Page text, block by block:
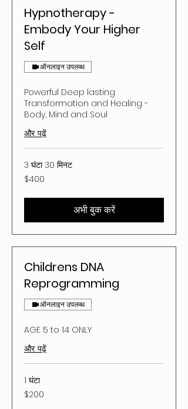
Hypnotherapy -
Embody Your Higher
Self
ऑनलाइन उपलब्ध
Powerful Deep lasting
Transformation and Healing -
Body, Mind and Soul
और पढ़ें
3 घंटा 30 मिनट
400
यूएस
$400
अभी बुक करें
Childrens DNA
Reprogramming
ऑनलाइन उपलब्ध
AGE 5 to 14 ONLY
और पढ़ें
1 घंटा
200
यूएस
$200